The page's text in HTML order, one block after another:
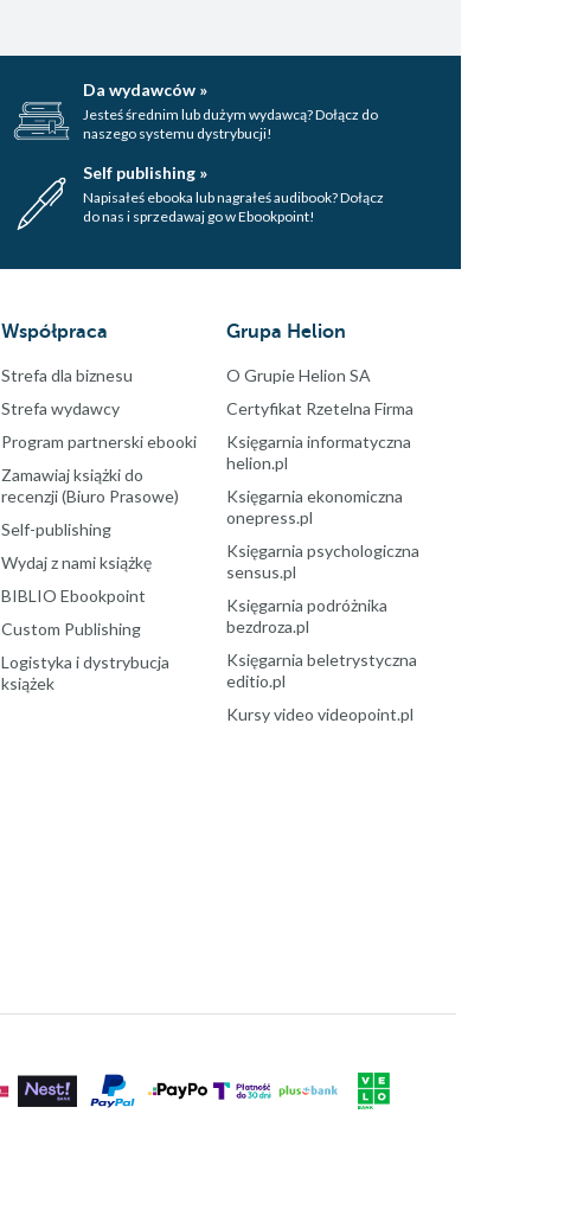
Da wydawców »
Jesteś średnim lub dużym wydawcą? Dołącz do
naszego systemu dystrybucji!
Self publishing »
Napisałeś ebooka lub nagrałeś audibook? Dołącz
do nas i sprzedawaj go w Ebookpoint!
Współpraca
Strefa dla biznesu
Strefa wydawcy
Program partnerski ebooki
Zamawiaj książki do
recenzji (Biuro Prasowe)
Self-publishing
Wydaj z nami książkę
BIBLIO Ebookpoint
Custom Publishing
Logistyka i dystrybucja
książek
Grupa Helion
O Grupie Helion SA
Certyfikat Rzetelna Firma
Księgarnia informatyczna
helion.pl
Księgarnia ekonomiczna
onepress.pl
Księgarnia psychologiczna
sensus.pl
Księgarnia podróżnika
bezdroza.pl
Księgarnia beletrystyczna
editio.pl
Kursy video videopoint.pl